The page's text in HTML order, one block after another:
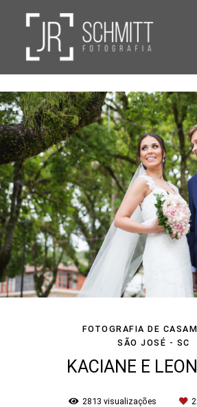
FOTOGRAFIA DE
SÃO JOSÉ - SC
KACIANE E
2813 visualizações